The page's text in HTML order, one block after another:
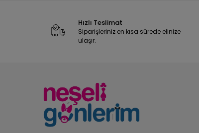
Hızlı Teslimat
Siparişleriniz en kısa sürede elinize
ulaşır.